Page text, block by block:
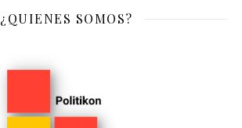
¿QUIENES SOMOS?